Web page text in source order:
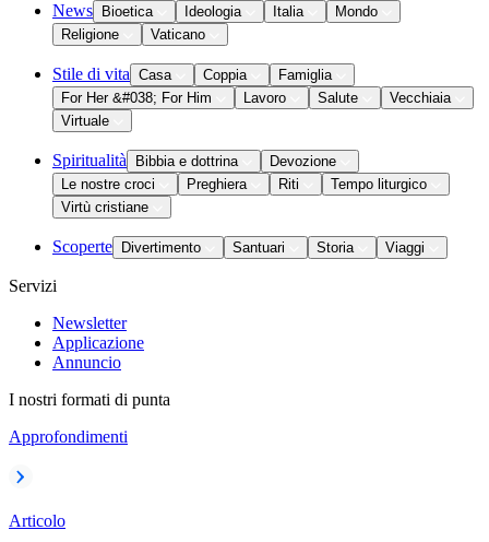
News Bioetica Ideologia Italia
Mondo
Religione
Vaticano
Stile di vita Casa Coppia
Famiglia
For Her &#038; For Him
Lavoro Salute
Vecchiaia
Virtuale
Spiritualità Bibbia e dottrina
Devozione
Le nostre croci
Preghiera Riti
Tempo liturgico
Virtù cristiane
Scoperte Divertimento Santuari Storia Viaggi
Servizi
Newsletter
Applicazione
Annuncio
I nostri formati di punta
Approfondimenti
Articolo